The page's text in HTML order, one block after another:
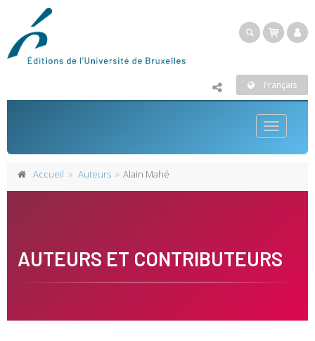
Français
Toggle
Accueil Auteurs Alain Mahé
AUTEURS ET CONTRIBUTEURS